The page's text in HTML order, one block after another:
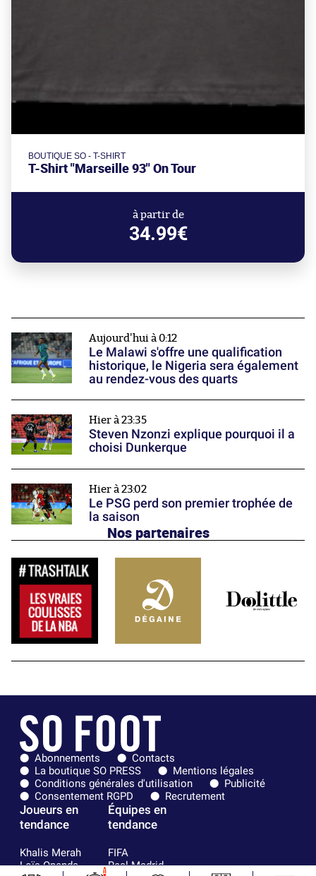
BOUTIQUE SO - T-SHIRT
T-Shirt "Marseille 93" On Tour
à partir de
34.99€
Aujourd'hui à 0:12
Le Malawi s'offre une qualification
historique, le Nigeria sera également
au rendez-vous des quarts
Hier à 23:35
Steven Nzonzi explique pourquoi il a
choisi Dunkerque
Hier à 23:02
Le PSG perd son premier trophée de
la saison
Nos partenaires
Abonnements
Contacts
La boutique SO PRESS
Mentions légales
Conditions générales d'utilisation
Publicité
Consentement RGPD
Recrutement
Joueurs en
tendance
Khalis Merah
Loïs Openda
Équipes en
tendance
FIFA
Real Madrid
1